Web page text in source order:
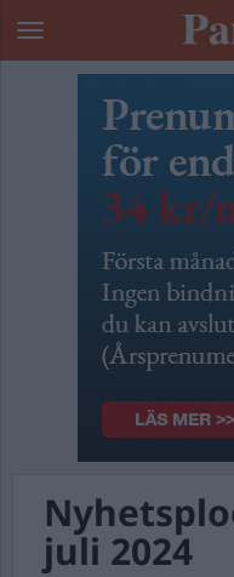
juli 2024